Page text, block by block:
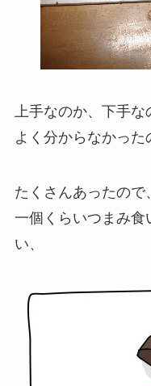
上手なのか、下手な
よく分からなかった
たくさんあったので、
一個くらいつまみ食
い、